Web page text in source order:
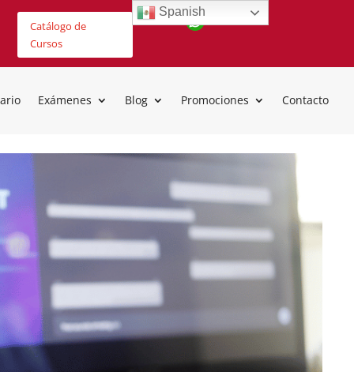
Catálogo de
Cursos
Exámenes Blog Promociones Contacto
Spanish